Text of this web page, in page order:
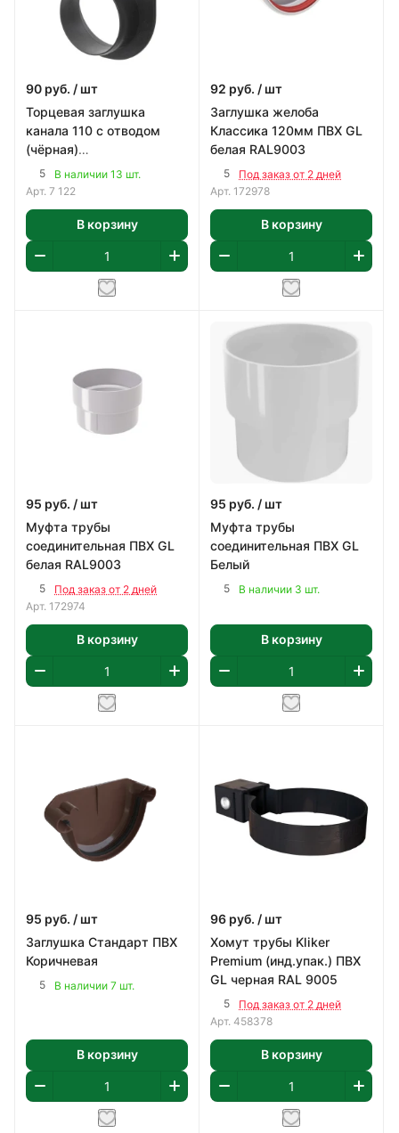
90 руб. / шт
Торцевая заглушка
канала 110 с отводом
(чёрная)
0,142х0,130х0,042м
5
В наличии 13 шт.
Арт. 7 122
В корзину
92 руб. / шт
Заглушка желоба
Классика 120мм ПВХ GL
белая RAL9003
5
Под заказ от 2 дней
Арт. 172978
В корзину
95 руб. / шт
Муфта трубы
соединительная ПВХ GL
белая RAL9003
5
Под заказ от 2 дней
Арт. 172974
В корзину
95 руб. / шт
Муфта трубы
соединительная ПВХ GL
Белый
5 В наличии 3 шт.
В корзину
95 руб. / шт
Заглушка Стандарт ПВХ
Коричневая
5 В наличии 7 шт.
В корзину
96 руб. / шт
Хомут трубы Kliker
Premium (инд.упак.) ПВХ
GL черная RAL 9005
5
Под заказ от 2 дней
Арт. 458378
В корзину